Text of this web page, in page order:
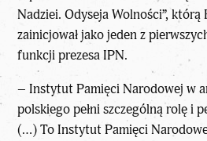
Nadziei. Odyseja Wolności”,
zainicjował jako jeden z
funkcji prezesa IPN.
– Instytut Pamięci Narodowej w
polskiego pełni szczególną rolę i
(…) To Instytut Pamięci